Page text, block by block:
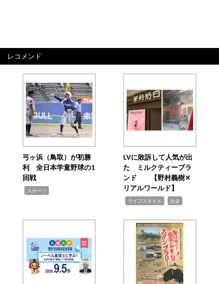
レコメンド
弓ヶ浜（鳥取）が初勝
利 全日本学童野球の1
回戦
スポーツ
LVに敗訴して人気が出
た ミルクティーブラ
ンド 【野村義樹✕
リアルワールド】
ライフスタイル 社会